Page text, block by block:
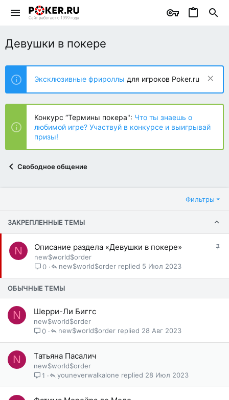
Девушки в покере
Эксклюзивные фрироллы для игроков Poker.ru
Конкурс “Термины покера": Что ты знаешь о
любимой игре? Участвуй в конкурсе и выигрывай
призы!
Свободное общение
Фильтры
ЗАКРЕПЛЕННЫЕ ТЕМЫ
N Описание раздела «Девушки в покере»
new$world$order
0
5 Июл 2023
new$world$order
ОБЫЧНЫЕ ТЕМЫ
N Шерри-Ли Биггс
new$world$order
0
28 Авг 2023
new$world$order
N Татьяна Пасалич
new$world$order
1
28 Июл 2023
youneverwalkalone